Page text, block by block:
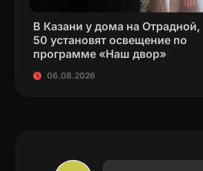
В Казани у дома на Отрадной,
50 установят освещение по
программе «Наш двор»
06.08.2026